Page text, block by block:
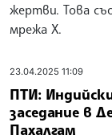
жертви. Това
мрежа Х.
23.04.2025 11:09
ПТИ:
заседание в
Пахалгам